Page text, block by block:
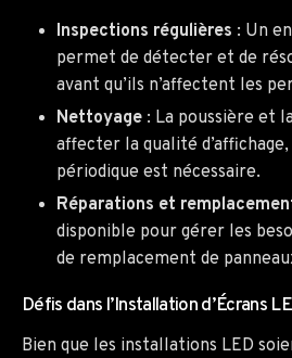
Inspections régulières : Un
permet de détecter et de
avant qu’ils n’affectent les
Nettoyage : La poussière et
affecter la qualité
périodique est nécessaire.
Réparations et
disponible pour gérer les
de remplacement de
Défis dans l’Installation d’Écrans
Bien que les installations LED